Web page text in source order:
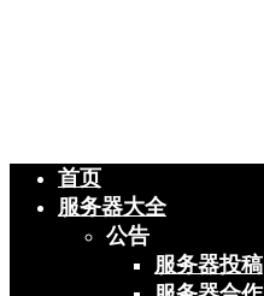
首页
服务器大全
公告
服务器投稿